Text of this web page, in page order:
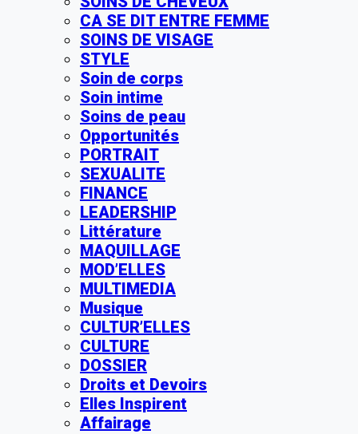
CA SE DIT ENTRE FEMME
SOINS DE VISAGE
STYLE
Soin de corps
Soin intime
Soins de peau
Opportunités
PORTRAIT
SEXUALITE
FINANCE
LEADERSHIP
Littérature
MAQUILLAGE
MOD’ELLES
MULTIMEDIA
Musique
CULTUR’ELLES
CULTURE
DOSSIER
Droits et Devoirs
Elles Inspirent
Affairage